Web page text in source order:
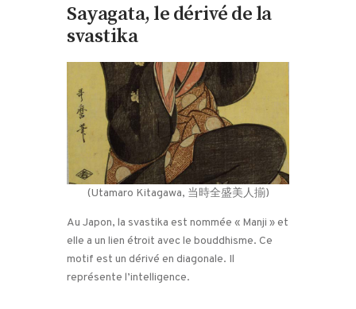
Sayagata, le dérivé de la
svastika
(Utamaro Kitagawa, 当時全盛美人揃)
Au Japon, la svastika est nommée « Manji » et
elle a un lien étroit avec le bouddhisme. Ce
motif est un dérivé en diagonale. Il
représente l’intelligence.